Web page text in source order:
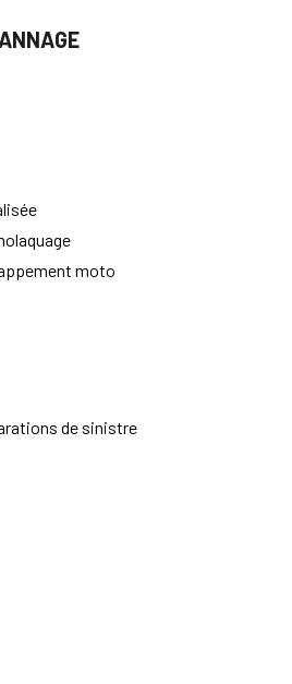
moto
de sinistre